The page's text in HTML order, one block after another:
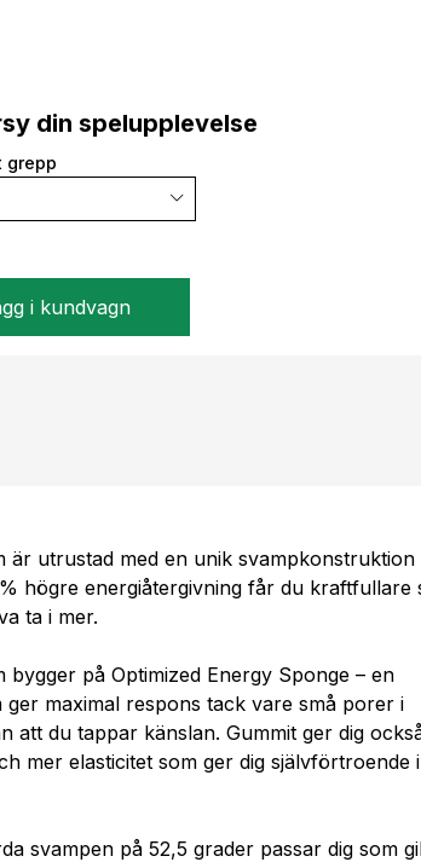
din spelupplevelse
grepp
i kundvagn
är utrustad med en unik svampkonstruktion
högre energiåtergivning får du kraftfullare
ta i mer.
bygger på Optimized Energy Sponge – en
ger maximal respons tack vare små porer i
att du tappar känslan. Gummit ger dig
mer elasticitet som ger dig självförtroende
svampen på 52,5 grader passar dig som